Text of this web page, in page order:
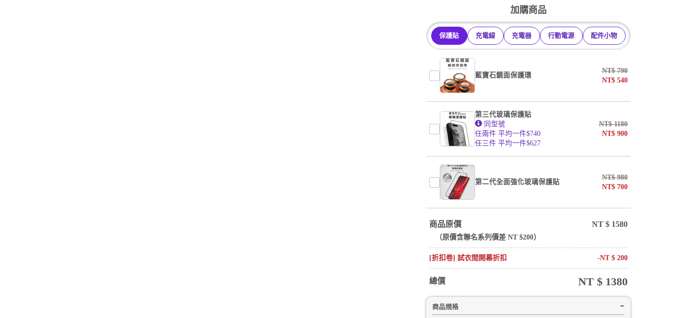
加購商品
保護貼 充電線 充電器 行動電源 配件小物
藍寶石鏡面保護環
NT$790
NT$ 540
第三代玻璃保護貼
同型號
任兩件 平均一件$740
任三件 平均一件$627
NT$1180
NT$ 900
第二代全面強化玻璃保護貼
NT$980
NT$ 700
商品原價 NT $ 1580
（原價含聯名系列 價差 NT $200）
[折扣卷] 試衣間開幕折扣 -NT $ 200
總價 NT $ 1380
商品規格